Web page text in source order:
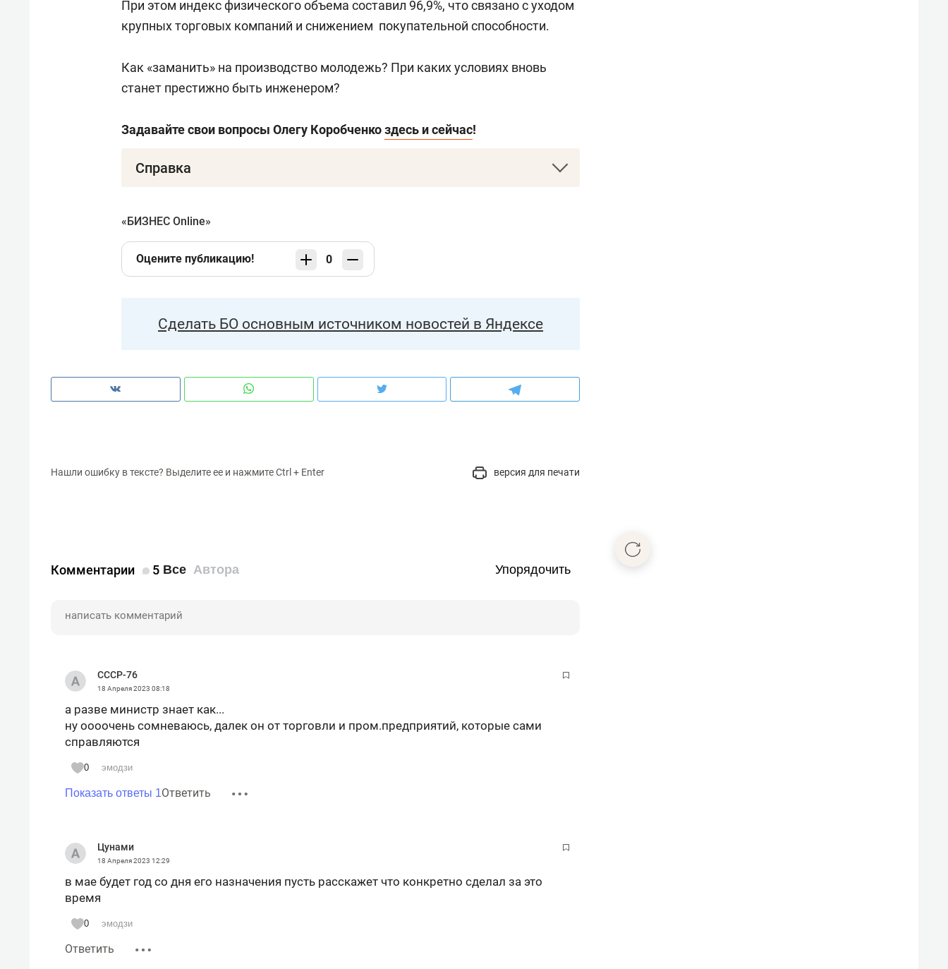
При этом индекс физического объема составил 96,9%, что связано с уходом
крупных торговых компаний и снижением покупательной способности.
Как «заманить» на производство молодежь? При каких условиях вновь
станет престижно быть инженером?
Задавайте свои вопросы Олегу Коробченкоздесь и сейчас!
Справка
Белоруссия. Окончил Институт экономики, управления и права,
специальность «финансы и кредит» (2011), Российскую академию
народного хозяйства и государственной службы при президенте РФ, доктор
делового администрирования (2015).
1997 — охранник ТОО «Ремт-Сервис».
1998–2001 — бухгалтер ООО «Ремт-Сервис А».
С 30.05.2022 — и. о. заместителя премьер-министра РТ – министра
«БИЗНЕС Online»
Оцените публикацию! 0
Сделать БО основным источником новостей в Яндексе
Нашли ошибку в тексте? Выделите ее и нажмите Ctrl + Enter версия для печати
Комментарии 5 Все Автора Упорядочить
СССР-76
18 Апреля 2023 08:18
а разве министр знает как...
ну оооочень сомневаюсь, далек он от торговли и пром.предприятий, которые сами
справляются
0 эмодзи
Показать ответы 1Ответить
Цунами
18 Апреля 2023 12:29
в мае будет год со дня его назначения пусть расскажет что конкретно сделал за это
время
0 эмодзи
Ответить